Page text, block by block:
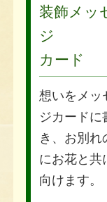
装飾メッ
ジ
カード
想いをメッ
ジカードに
き、お別れ
にお花と共
向けます。